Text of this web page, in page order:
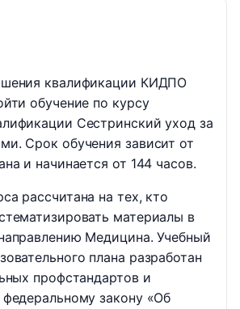
квалификации КИДПО
обучение по курсу
Сестринский уход за
Срок обучения зависит от
и начинается от 144 часов.
рассчитана на тех, кто
материалы в
Медицина. Учебный
плана разработан
профстандартов и
федеральному закону «Об